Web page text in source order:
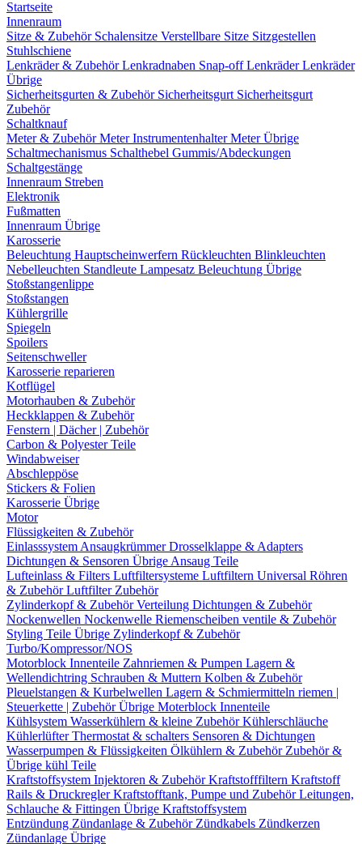
Startseite
Innenraum
Sitze & Zubehör Schalensitze Verstellbare Sitze Sitzgestellen
Stuhlschiene
Lenkräder & ZubehörLenkradnaben Snap-offLenkräderLenkräder
Übrige
Sicherheitsgurten & Zubehör Sicherheitsgurt Sicherheitsgurt
Zubehör
Schaltknauf
Meter & ZubehörMeterInstrumentenhalterMeter Übrige
Schaltmechanismus Schalthebel Gummis/Abdeckungen
Schaltgestänge
Innenraum Streben
Elektronik
Fußmatten
Innenraum Übrige
Karosserie
Beleuchtung Hauptscheinwerfern Rückleuchten Blinkleuchten
Nebelleuchten Standleute Lampesatz Beleuchtung Übrige
Stoßstangenlippe
Stoßstangen
Kühlergrille
Spiegeln
Spoilers
Seitenschweller
Karosserie reparieren
Kotflügel
Motorhauben & Zubehör
Heckklappen & Zubehör
Fenstern | Dächer | Zubehör
Carbon & Polyester Teile
Windabweiser
Abschleppöse
Stickers & Folien
Karosserie Übrige
Motor
Flüssigkeiten & Zubehör
Einlasssystem AnsaugkrümmerDrosselklappe & Adapters
Dichtungen & Sensoren Übrige Ansaug Teile
Lufteinlass & Filters Luftfiltersysteme Luftfiltern Universal Röhren
& ZubehörLuftfilter Zubehör
Zylinderkopf & ZubehörVerteilung Dichtungen & Zubehör
Nockenwellen Nockenwelle Riemenscheiben ventile & Zubehör
Styling Teile Übrige Zylinderkopf & Zubehör
Turbo/Kompressor/NOS
Motorblock Innenteile Zahnriemen & Pumpen Lagern &
Wellendichtring Schrauben & Muttern Kolben & Zubehör
Pleuelstangen & Kurbelwellen Lagern & Schmiermitteln riemen |
Steuerkette | ZubehörÜbrige Moterblock Innenteile
Kühlsystem Wasserkühlern & kleine ZubehörKühlerschläuche
KühlerlüfterThermostat & schalters Sensoren & Dichtungen
Wasserpumpen & Flüssigkeiten Ölkühlern & Zubehör Zubehör &
Übrige kühl Teile
Kraftstoffsystem Injektoren & ZubehörKraftstofffiltern Kraftstoff
Rails & DruckreglerKraftstofftank, Pumpe und ZubehörLeitungen,
Schlauche & Fittingen Übrige Kraftstoffsystem
Entzündung Zündanlage & Zubehör Zündkabels Zündkerzen
Zündanlage Übrige